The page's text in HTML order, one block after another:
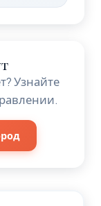
Узнайте